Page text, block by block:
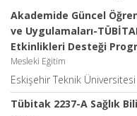
Akademide Güncel
ve Uygulamaları-
Etkinlikleri Desteği
Mesleki Eğitim
Eskişehir Teknik Üniversitesi
Tübitak 2237-A Sağlık